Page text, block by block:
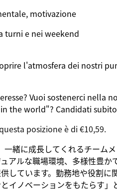
motivazione
turni e nei weekend
l'atmosfera dei nostri
Vuoi sostenerci nella
the world"? Candidati
posizione è di €10,59.
一緒に成長してくれるチーム
アルな職場環境、多様性豊
しています。勤務地や役割
イノベーションをもたらす」